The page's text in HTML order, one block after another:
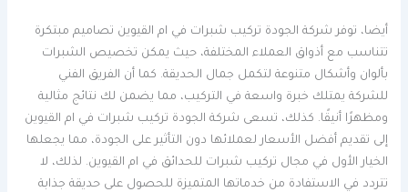
أيضا، توفر شركة الجودة تركيب شبرات في ام القيوين تصاميم مبتكرة
تتناسب مع أذواق العملاء المختلفة، حيث يمكن تخصيص الشبرات
بألوان وأشكال متنوعة لتكمل جمال الحديقة. كما أن الفريق الفني
للشركة يمتلك خبرة واسعة في التركيب، مما يضمن لك نتائج مثالية
ومظهرًا أنيقًا. كذلك، تسعى شركة الجودة تركيب شبرات في ام القيوين
إلى تقديم أفضل الأسعار لعملائها دون التأثير على الجودة، مما يجعلها
الخيار الأول في مجال تركيب شبرات للحدائق في ام القيوين. لذلك، لا
تتردد في الاستفادة من خدماتها المتميزة للحصول على حديقة جذابة